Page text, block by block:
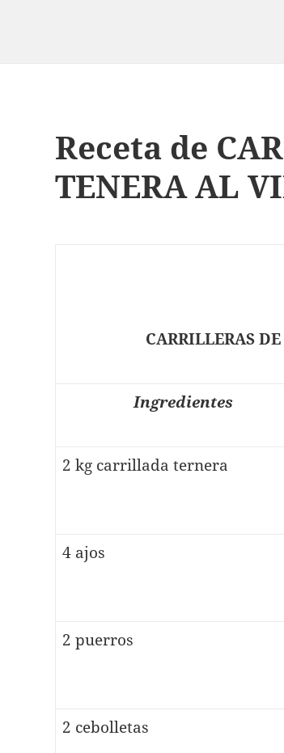
Receta de
TENERA AL
CARRILLERAS
Ingredientes
2 kg carrillada ternera
4 ajos
2 puerros
2 cebolletas